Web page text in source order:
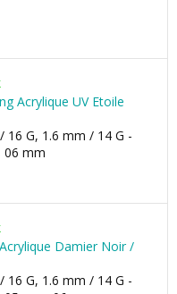
Acrylique UV Etoile
16 G, 1.6 mm / 14 G -
06 mm
Damier Noir /
16 G, 1.6 mm / 14 G -